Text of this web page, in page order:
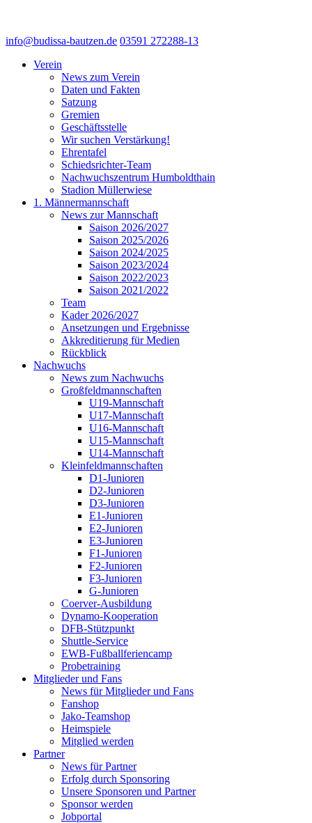
info@budissa-bautzen.de 03591 272288-13
Verein
News zum Verein
Daten und Fakten
Satzung
Gremien
Geschäftsstelle
Wir suchen Verstärkung!
Ehrentafel
Schiedsrichter-Team
Nachwuchszentrum Humboldthain
Stadion Müllerwiese
1. Männermannschaft
News zur Mannschaft
Saison 2026/2027
Saison 2025/2026
Saison 2024/2025
Saison 2023/2024
Saison 2022/2023
Saison 2021/2022
Team
Kader 2026/2027
Ansetzungen und Ergebnisse
Akkreditierung für Medien
Rückblick
Nachwuchs
News zum Nachwuchs
Großfeldmannschaften
U19-Mannschaft
U17-Mannschaft
U16-Mannschaft
U15-Mannschaft
U14-Mannschaft
Kleinfeldmannschaften
D1-Junioren
D2-Junioren
D3-Junioren
E1-Junioren
E2-Junioren
E3-Junioren
F1-Junioren
F2-Junioren
F3-Junioren
G-Junioren
Coerver-Ausbildung
Dynamo-Kooperation
DFB-Stützpunkt
Shuttle-Service
EWB-Fußballferiencamp
Probetraining
Mitglieder und Fans
News für Mitglieder und Fans
Fanshop
Jako-Teamshop
Heimspiele
Mitglied werden
Partner
News für Partner
Erfolg durch Sponsoring
Unsere Sponsoren und Partner
Sponsor werden
Jobportal